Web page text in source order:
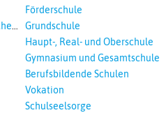
Förderschule
Grundschule
Haupt-, Real- und Oberschule
Gymnasium und Gesamtschule
Berufsbildende Schulen
Vokation
Schulseelsorge